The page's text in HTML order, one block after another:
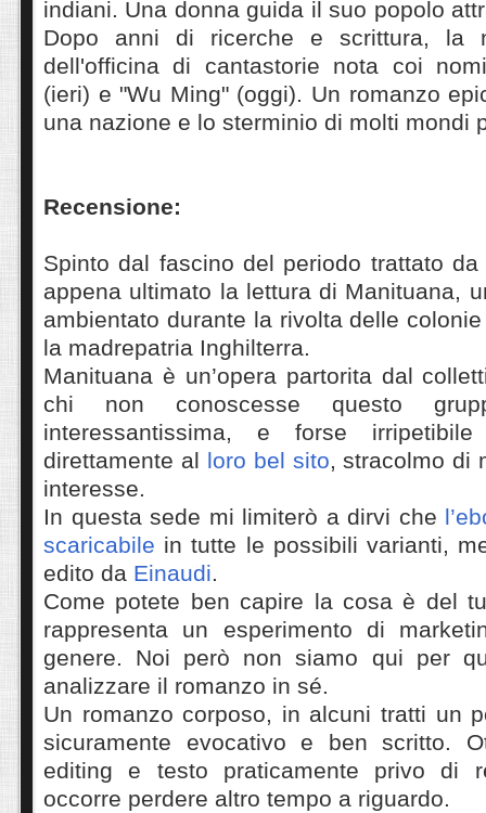
indiani. Una donna guida il suo popolo
Dopo anni di ricerche e scrittura, la
dell'officina di cantastorie nota coi
(ieri) e "Wu Ming" (oggi). Un romanzo
una nazione e lo sterminio di molti mondi
Recensione:
Spinto dal fascino del periodo trattato
appena ultimato la lettura di Manituana,
ambientato durante la rivolta delle
la madrepatria Inghilterra.
Manituana è un’opera partorita dal
chi non conoscesse questo
interessantissima, e forse
direttamente al loro bel sito, stracolmo di
interesse.
In questa sede mi limiterò a dirvi che
scaricabile in tutte le possibili varianti,
edito da Einaudi.
Come potete ben capire la cosa è del
rappresenta un esperimento di
genere. Noi però non siamo qui per
analizzare il romanzo in sé.
Un romanzo corposo, in alcuni tratti un
sicuramente evocativo e ben scritto.
editing e testo praticamente privo di
occorre perdere altro tempo a riguardo.